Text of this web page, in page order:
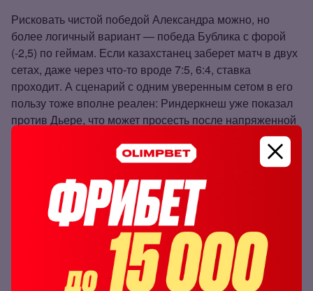
Рисковать чистой победой Александра можно, но
более логичный вариант — победа Бублика с форой
(‑2,5) по геймам. Если казахстанец заберет матч в двух
сетах, даже через что‑то вроде 7:5, 6:4, ставка
проходит. А сценарий с одним уверенным сетом в его
пользу тоже вполне реален: Риндеркнеш уже показал
против Дьере, что может просесть после напряженной
Прогноз: победа Бублика с форой (‑2,5) по
геймам за 1.95
Победа Бублика с форой (-2,5) по геймам